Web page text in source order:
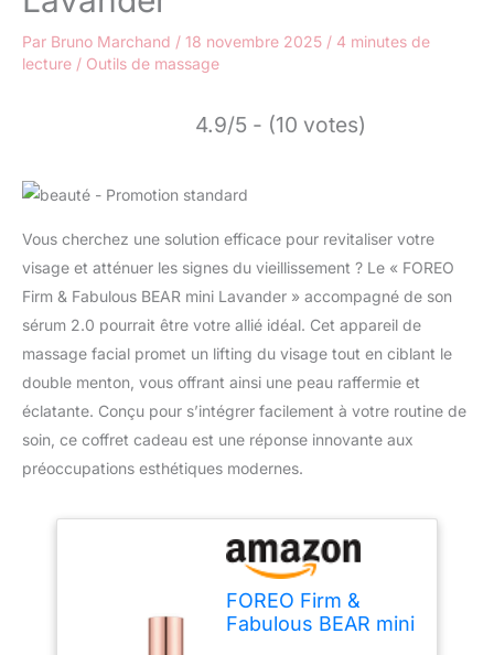
Par Bruno Marchand / 18 novembre 2025 / 4 minutes de
lecture / Outils de massage
4.9/5 - (10 votes)
Vous cherchez une solution efficace pour revitaliser votre
visage et atténuer les signes du vieillissement ? Le « FOREO
Firm & Fabulous BEAR mini Lavander » accompagné de son
sérum 2.0 pourrait être votre allié idéal. Cet appareil de
massage facial promet un lifting du visage tout en ciblant le
double menton, vous offrant ainsi une peau raffermie et
éclatante. Conçu pour s’intégrer facilement à votre routine de
soin, ce coffret cadeau est une réponse innovante aux
préoccupations esthétiques modernes.
FOREO Firm &
Fabulous BEAR mini